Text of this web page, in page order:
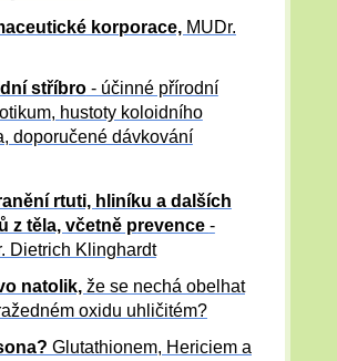
korporace, MUDr.
stříbro- účinné přírodní
hustoty koloidního
doporučené dávkování
rtuti, hliníku a dalších
z těla, včetně prevence -
Dietrich Klinghardt
natolik, že se nechá obelhat
oxidu uhličitém?
Glutathionem, Hericiem a